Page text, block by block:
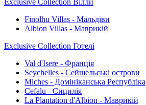
Finolhu Villas - Мальдіви
Albion Villas - Маврикій
Exclusive Collection Готелі
Val d'Isere - Франція
Seychelles - Сейшельські острови
Miches - Домініканська Республіка
Cefalu - Сицилія
La Plantation d'Albion - Маврикій